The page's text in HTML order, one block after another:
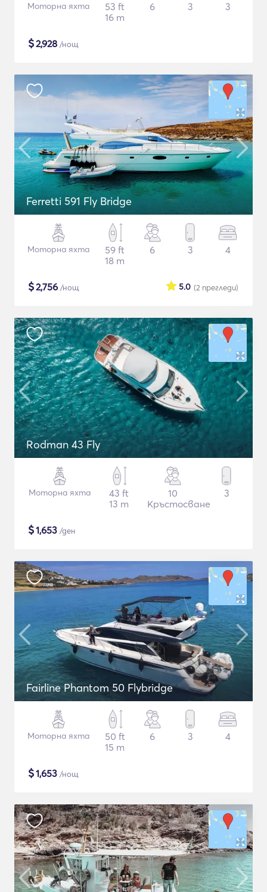
Моторна яхта
53 ft
16 m
6 3 3
$2,928 /нощ
Ferretti 591 Fly Bridge
Моторна яхта
59 ft
18 m
6 3 4
$2,756 /нощ (2 прегледи)
5.0
Rodman 43 Fly
Моторна яхта
43 ft
13 m
10
Кръстосване
3
$1,653 /ден
Fairline Phantom 50 Flybridge
Моторна яхта
50 ft
15 m
6 3 4
$1,653 /нощ